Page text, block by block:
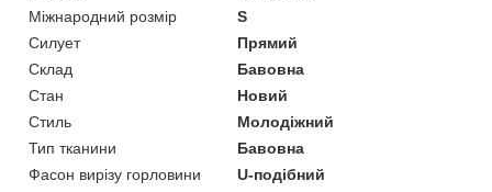
Міжнародний розмір
S
Силует
Прямий
Склад
Бавовна
Стан
Новий
Стиль
Молодіжний
Тип тканини
Бавовна
Фасон вирізу горловини
U-подібний